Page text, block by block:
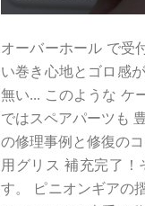
オーバーホール で受
い巻き心地とゴロ感
無い... このような ケ
ではスペアパーツも
の修理事例と修復の
用グリス 補充完了
す。 ピニオンギアの